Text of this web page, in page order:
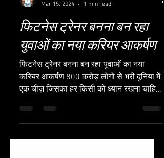
Physique Engineer
Mar 15, 2024
1 min read
फिटनेस ट्रेनर बनना बन रहा
युवाओं का नया करियर आकर्षण
फिटनेस ट्रेनर बनना बन रहा युवाओं का नया
एक चीज़ जिसका हर किसी को ध्यान रखना चाहिए
वह है उ...